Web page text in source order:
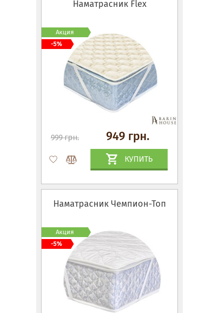
Наматрасник Flex
999 грн. 949 грн.
КУПИТЬ
Акция
-5%
Наматрасник Чемпион-Топ
Акция
-5%